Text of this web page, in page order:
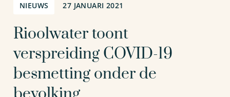
NIEUWS 27 JANUARI 2021
Rioolwater toont
verspreiding COVID-19
besmetting onder de